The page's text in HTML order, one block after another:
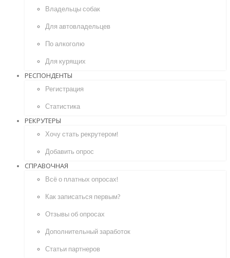
Владельцы собак
Для автовладельцев
По алкоголю
Для курящих
РЕСПОНДЕНТЫ
Регистрация
Статистика
РЕКРУТЕРЫ
Хочу стать рекрутером!
Добавить опрос
СПРАВОЧНАЯ
Всё о платных опросах!
Как записаться первым?
Отзывы об опросах
Дополнительный заработок
Статьи партнеров